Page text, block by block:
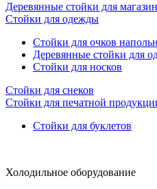
Деревянные стойки для
Стойки для одежды
Стойки для очков
Деревянные стойки для
Стойки для носков
Стойки для снеков
Стойки для печатной
Стойки для буклетов
Холодильное оборудование